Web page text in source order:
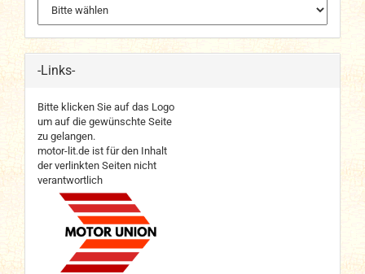
-Links-
Bitte klicken Sie auf das Logo
um auf die gewünschte Seite
zu gelangen.
motor-lit.de ist für den Inhalt
der verlinkten Seiten nicht
verantwortlich